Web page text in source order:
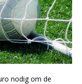
nodig om de